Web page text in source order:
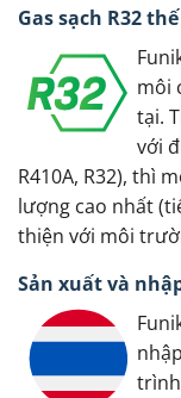
Gas sạch R32
môi
tại.
với
R410A, R32), thì
lượng cao nhất
thiện với môi
Sản xuất và